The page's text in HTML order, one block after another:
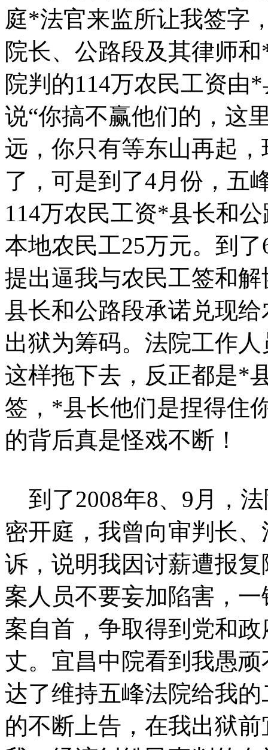
庭*法官来监所让我签字
院长、公路段及其律师
院判的114万农民工资由
说“你搞不赢他们的，这
远，你只有等东山再起
了，可是到了4月份，五
114万农民工资*县长和
本地农民工25万元。到
提出逼我与农民工签和
县长和公路段承诺兑现
出狱为筹码。法院工作
这样拖下去，反正都是*
签，*县长他们是捏得住
的背后真是怪戏不断！
到了2008年8、9月，
密开庭，我曾向审判长
诉，说明我因讨薪遭报
案人员不要妄加陷害，
案自首，争取得到党和
丈。宜昌中院看到我愚
达了维持五峰法院给我
的不断上告，在我出狱